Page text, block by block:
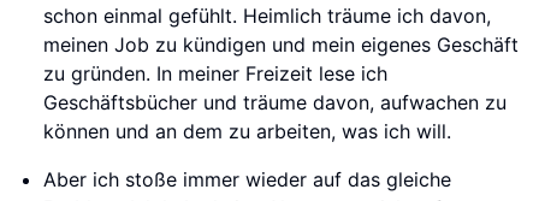
schon einmal gefühlt. Heimlich träume ich davon,
meinen Job zu kündigen und mein eigenes Geschäft
zu gründen. In meiner Freizeit lese ich
Geschäftsbücher und träume davon, aufwachen zu
können und an dem zu arbeiten, was ich will.
Aber ich stoße immer wieder auf das gleiche